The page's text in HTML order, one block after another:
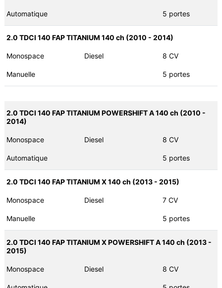
Automatique 5 portes
2.0 TDCI 140 FAP TITANIUM 140 ch (2010 - 2014)
Monospace Diesel 8 CV
Manuelle 5 portes
2.0 TDCI 140 FAP TITANIUM POWERSHIFT A 140 ch (2010 -
2014)
Monospace Diesel 8 CV
Automatique 5 portes
2.0 TDCI 140 FAP TITANIUM X 140 ch (2013 - 2015)
Monospace Diesel 7 CV
Manuelle 5 portes
2.0 TDCI 140 FAP TITANIUM X POWERSHIFT A 140 ch (2013 -
2015)
Monospace Diesel 8 CV